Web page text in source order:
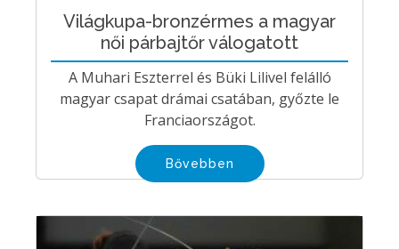
Világkupa-bronzérmes a magyar
női párbajtőr válogatott
A Muhari Eszterrel és Büki Lilivel felálló
magyar csapat drámai csatában, győzte le
Franciaországot.
Bővebben